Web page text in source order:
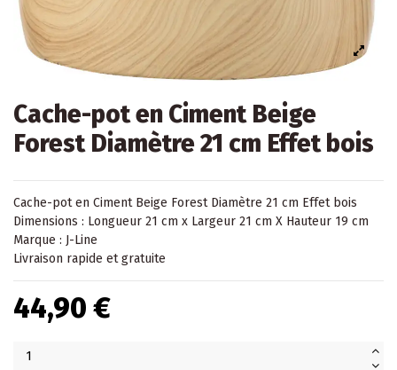
Cache-pot en Ciment Beige
Forest Diamètre 21 cm Effet bois
Cache-pot en Ciment Beige Forest Diamètre 21 cm Effet bois
Dimensions : Longueur 21 cm x Largeur 21 cm X Hauteur 19 cm
Marque : J-Line
Livraison rapide et gratuite
44,90 €